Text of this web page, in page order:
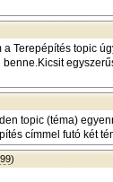
Terepépítés topic
topic (téma)
címmel futó két
)